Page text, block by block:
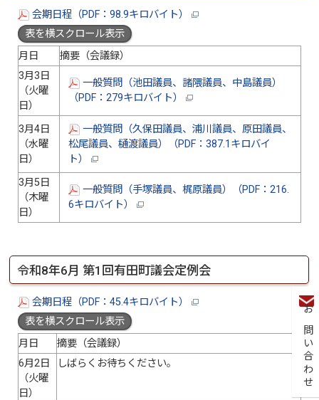
お問い合わせ
会期日程（PDF：98.9キロバイト）
表を横スクロール表示
月日
摘要（会議録）
3月3日
（火曜
日）
一般質問（池田議員、諸隈議員、中島議員）
（PDF：279キロバイト）
3月4日
（水曜
日）
一般質問（久保田議員、浦川議員、原田議員、
松尾議員、樋渡議員）（PDF：387.1キロバイ
ト）
3月5日
（木曜
日）
一般質問（手塚議員、梶原議員）（PDF：216.
6キロバイト）
令和8年6月 第1回有田町議会定例会
会期日程（PDF：45.4キロバイト）
表を横スクロール表示
月日
摘要（会議録）
6月2日
（火曜
日）
しばらくお待ちください。